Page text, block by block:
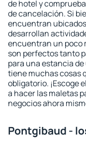
de hotel y
de cancelación. Si
encuentran
desarrollan
encuentran un poco
son perfectos tanto
para una estancia
tiene muchas cosas
obligatorio. ¡Escoge
a hacer las maletas
negocios ahora
Pontgibaud -